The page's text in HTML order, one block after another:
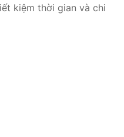
kiệm thời gian và chi